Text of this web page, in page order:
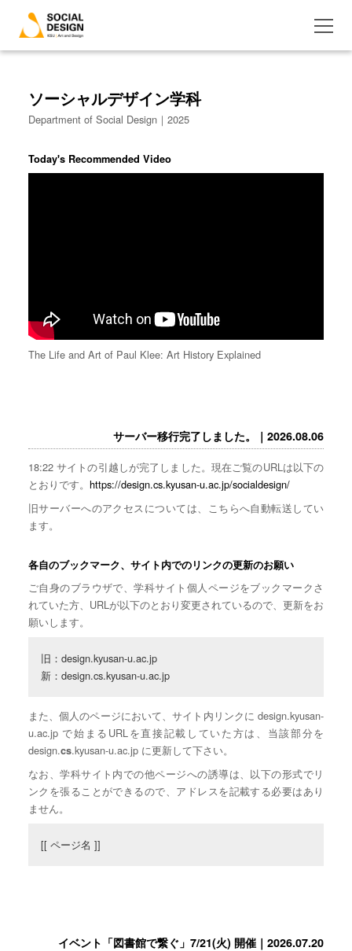
ソーシャルデザイン学科
Department of Social Design｜2025
Today's Recommended Video
The Life and Art of Paul Klee: Art History Explained
サーバー移行完了しました。｜2026.08.06
18:22 サイトの引越しが完了しました。現在ご覧のURLは以下の
とおりです。 https://design.cs.kyusan-u.ac.jp/socialdesign/
旧サーバーへのアクセスについては、こちらへ自動転送してい
ます。
各自のブックマーク、サイト内でのリンクの更新のお願い
ご自身のブラウザで、学科サイト個人ページをブックマークさ
れていた方、URLが以下のとおり変更されているので、更新をお
願いします。
旧：design.kyusan-u.ac.jp
新：design.cs.kyusan-u.ac.jp
また、個人のページにおいて、サイト内リンクに design.kyusan-
u.ac.jp で始まるURLを直接記載していた方は、当該部分を
design.cs.kyusan-u.ac.jp に更新して下さい。
なお、学科サイト内での他ページへの誘導は、以下の形式でリ
ンクを張ることができるので、アドレスを記載する必要はあり
ません。
[[ ページ名 ]]
イベント「図書館で繋ぐ」7/21(火) 開催｜2026.07.20